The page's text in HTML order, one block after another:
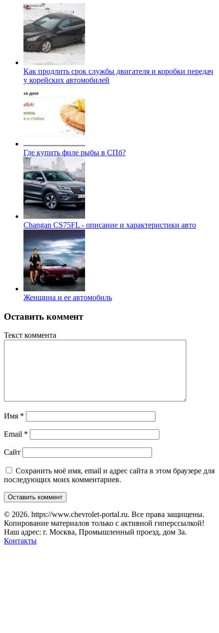
Как продлить срок службы двигателя и коробки передач
у корейских автомобилей
Где купить филе рыбы в СПб?
Changan CS75FL - описание и характеристики авто
Женщина и ее автомобиль
Оставить коммент
Текст коммента
Имя *
Email *
Сайт
Сохранить моё имя, email и адрес сайта в этом браузере для
последующих моих комментариев.
© 2026. https://www.chevrolet-portal.ru. Все права защищены.
Копирование материалов только с активной гиперссылкой!
Наш адрес: г. Москва, Промышленный проезд, дом 3а.
Контакты